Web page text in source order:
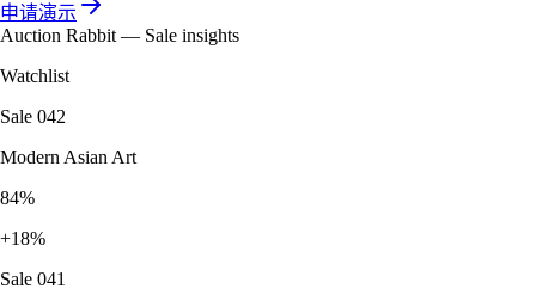
申请演示
Auction Rabbit — Sale insights
Watchlist
Sale 042
Modern Asian Art
84%
+18%
Sale 041